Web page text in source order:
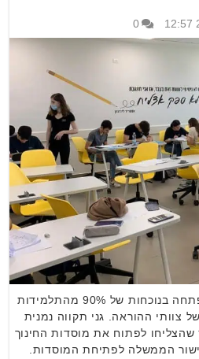
0
מערכת החינוך בגני תקווה נפתחה בנוכחות של 90% מהתלמידות
צוותי ההוראה. גני תקווה נמנית
שהצליחו לפתוח את מוסדות החינוך
הממשלה לפתיחת המוסדות.